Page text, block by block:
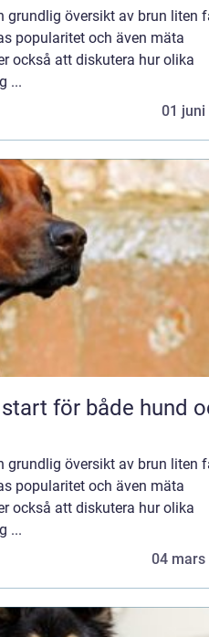
grundlig översikt av brun liten
popularitet och även mäta
också att diskutera hur olika
...
01 juni
grundlig översikt av brun liten
popularitet och även mäta
också att diskutera hur olika
...
04 mars